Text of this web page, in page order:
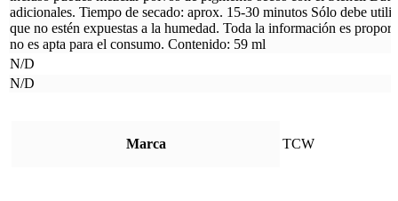
adicionales. Tiempo de secado: aprox. 15-30 minutos Sólo debe
que no estén expuestas a la humedad. Toda la información es
no es apta para el consumo. Contenido: 59 ml
N/D
N/D
Marca TCW